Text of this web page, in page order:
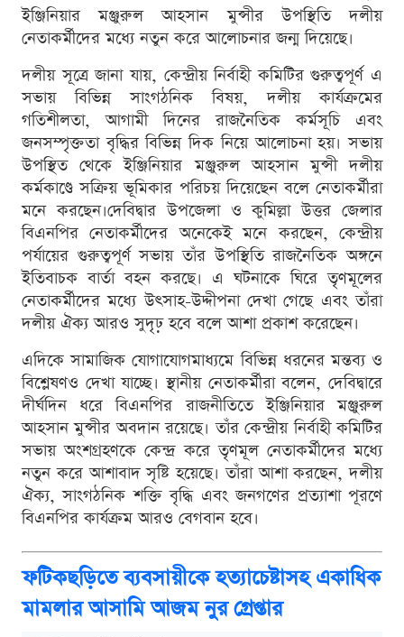
ইঞ্জিনিয়ার মঞ্জুরুল আহসান মুন্সীর উপস্থিতি দলীয়
নেতাকর্মীদের মধ্যে নতুন করে আলোচনার জন্ম দিয়েছে।
দলীয় সূত্রে জানা যায়, কেন্দ্রীয় নির্বাহী কমিটির গুরুত্বপূর্ণ এ
সভায় বিভিন্ন সাংগঠনিক বিষয়, দলীয় কার্যক্রমের
গতিশীলতা, আগামী দিনের রাজনৈতিক কর্মসূচি এবং
জনসম্পৃক্ততা বৃদ্ধির বিভিন্ন দিক নিয়ে আলোচনা হয়। সভায়
উপস্থিত থেকে ইঞ্জিনিয়ার মঞ্জুরুল আহসান মুন্সী দলীয়
কর্মকাণ্ডে সক্রিয় ভূমিকার পরিচয় দিয়েছেন বলে নেতাকর্মীরা
মনে করছেন।দেবিদ্বার উপজেলা ও কুমিল্লা উত্তর জেলার
বিএনপির নেতাকর্মীদের অনেকেই মনে করছেন, কেন্দ্রীয়
পর্যায়ের গুরুত্বপূর্ণ সভায় তাঁর উপস্থিতি রাজনৈতিক অঙ্গনে
ইতিবাচক বার্তা বহন করছে। এ ঘটনাকে ঘিরে তৃণমূলের
নেতাকর্মীদের মধ্যে উৎসাহ-উদ্দীপনা দেখা গেছে এবং তাঁরা
দলীয় ঐক্য আরও সুদৃঢ় হবে বলে আশা প্রকাশ করেছেন।
এদিকে সামাজিক যোগাযোগমাধ্যমে বিভিন্ন ধরনের মন্তব্য ও
বিশ্লেষণও দেখা যাচ্ছে। স্থানীয় নেতাকর্মীরা বলেন, দেবিদ্বারে
দীর্ঘদিন ধরে বিএনপির রাজনীতিতে ইঞ্জিনিয়ার মঞ্জুরুল
আহসান মুন্সীর অবদান রয়েছে। তাঁর কেন্দ্রীয় নির্বাহী কমিটির
সভায় অংশগ্রহণকে কেন্দ্র করে তৃণমূল নেতাকর্মীদের মধ্যে
নতুন করে আশাবাদ সৃষ্টি হয়েছে। তাঁরা আশা করছেন, দলীয়
ঐক্য, সাংগঠনিক শক্তি বৃদ্ধি এবং জনগণের প্রত্যাশা পূরণে
বিএনপির কার্যক্রম আরও বেগবান হবে।
ফটিকছড়িতে ব্যবসায়ীকে হত্যাচেষ্টাসহ একাধিক
মামলার আসামি আজম নুর গ্রেপ্তার